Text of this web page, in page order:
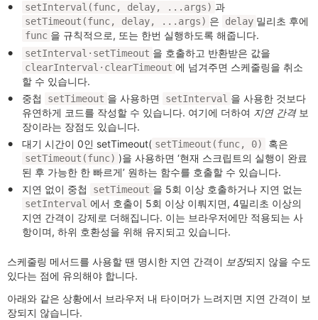
setInterval(func, delay, ...args) 과
setTimeout(func, delay, ...args) 은 delay 밀리초 후에
func 을 규칙적으로, 또는 한번 실행하도록 해줍니다.
setInterval·setTimeout 을 호출하고 반환받은 값을
clearInterval·clearTimeout 에 넘겨주면 스케줄링을 취소
할 수 있습니다.
중첩
setTimeout 을 사용하면 setInterval 을 사용한 것보다
유연하게 코드를 작성할 수 있습니다. 여기에 더하여 지연 간격보
장이라는 장점도 있습니다.
대기 시간이 0인 setTimeout( setTimeout(func, 0) 혹은
setTimeout(func) )을 사용하면 ‘현재 스크립트의 실행이 완료
된 후 가능한 한 빠르게’ 원하는 함수를 호출할 수 있습니다.
지연 없이 중첩
setTimeout 을 5회 이상 호출하거나 지연 없는
setInterval 에서 호출이 5회 이상 이뤄지면, 4밀리초 이상의
지연 간격이 강제로 더해집니다. 이는 브라우저에만 적용되는 사
항이며, 하위 호환성을 위해 유지되고 있습니다.
스케줄링 메서드를 사용할 땐 명시한 지연 간격이 보장되지 않을 수도
있다는 점에 유의해야 합니다.
아래와 같은 상황에서 브라우저 내 타이머가 느려지면 지연 간격이 보
장되지 않습니다.